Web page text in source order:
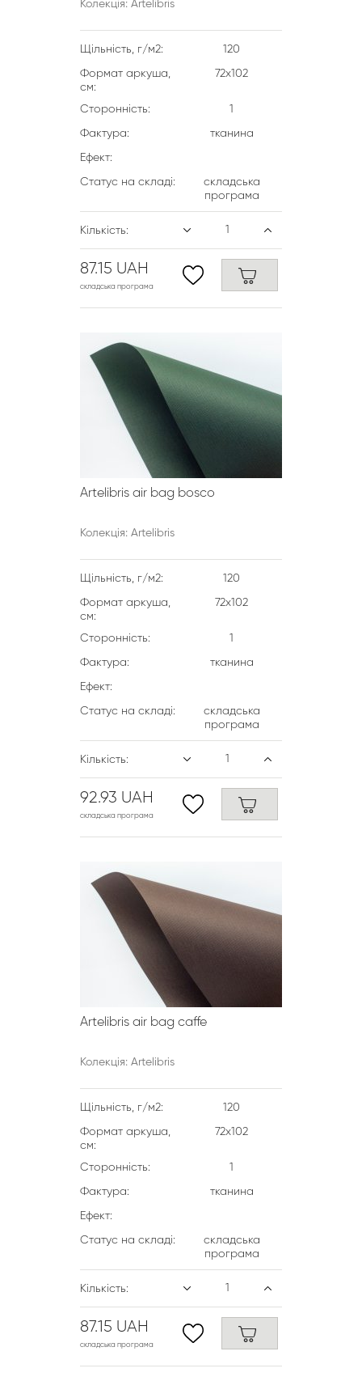
Колекція: Artelibris
Щільність, г/м2: 120
Формат аркуша,
см:
72х102
Сторонність: 1
Фактура: тканина
Ефект:
Статус на складі:
складська
програма
Кількість:
87.15 UAH
складська програма
Artelibris air bag bosco
Колекція: Artelibris
Щільність, г/м2: 120
Формат аркуша,
см:
72х102
Сторонність: 1
Фактура: тканина
Ефект:
Статус на складі:
складська
програма
Кількість:
92.93 UAH
складська програма
Artelibris air bag caffe
Колекція: Artelibris
Щільність, г/м2: 120
Формат аркуша,
см:
72х102
Сторонність: 1
Фактура: тканина
Ефект:
Статус на складі:
складська
програма
Кількість:
87.15 UAH
складська програма